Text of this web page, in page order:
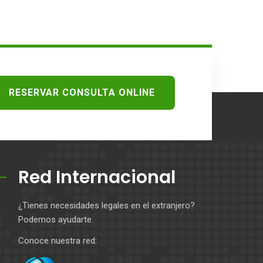
RESERVAR CONSULTA ONLINE
Red Internacional
¿Tienes necesidades legales en el extranjero?
Podemos ayudarte.
Conoce nuestra red: